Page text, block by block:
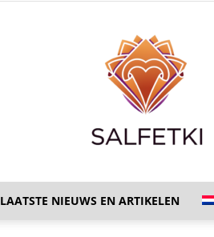
LAATSTE NIEUWS EN ARTIKELEN